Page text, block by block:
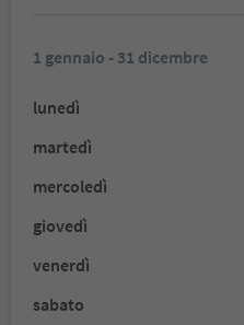
1 gennaio - 31 dicembre
lunedì
martedì
mercoledì
giovedì
venerdì
sabato